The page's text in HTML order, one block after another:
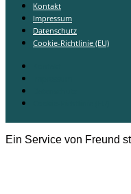
Kontakt
Impressum
Datenschutz
Cookie-Richtlinie (EU)
Ein Service von Freund